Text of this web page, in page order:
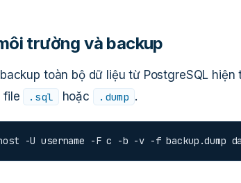
trường và backup
toàn bộ dữ liệu từ PostgreSQL hiện
file
.sql hoặc .dump .
-U username -F c -b -v -f backup.dump